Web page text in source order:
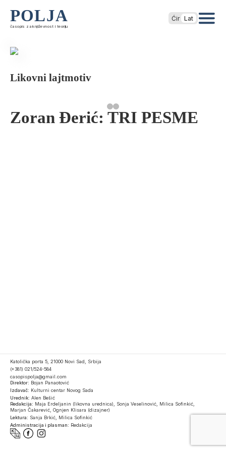
POLJA
časopis za književnost i teoriju
Ćir Lat
Likovni lajtmotiv
Zoran Đerić: TRI PESME
Katolička porta 5, 21000 Novi Sad, Srbija
(+381) 021/524-584
casopispolja@gmail.com
Direktor: Bojan Panaotović
Izdavač: Kulturni centar Novog Sada
Urednik: Alen Bešić
Redakcija: Maja Erdeljanin (likovna urednica), Sonja Veselinović, Milica Sofinkić,
Marjan Čakarević, Ognjen Klisara (dizajner)
Lektura: Sanja Brkić, Milica Sofinkić
Administracija i plasman: Redakcija